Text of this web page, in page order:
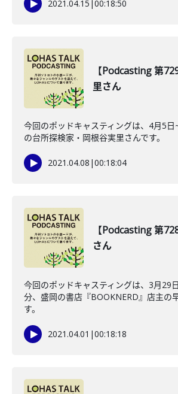
2021.04.15 |00:18:50
【Podcasting 第
里さん
今回のポッドキャスティングは、4月5
の台所探検家・岡根谷実里さんです。
2021.04.08 |00:18:04
【Podcasting 第
さん
今回のポッドキャスティングは、3月29
分、盛岡の書店『BOOKNERD』店主の
す。
2021.04.01 |00:18:18